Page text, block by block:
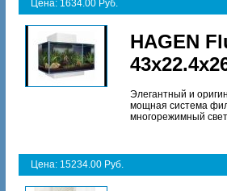
Цена: 1634.00 Руб.
HAGEN
Элегантный и
мощная система
многорежимный
Цена: 15234.00 Руб.